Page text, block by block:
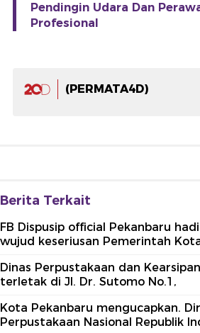
Pendingin Udara Dan
Profesional
(PERMATA4D)
Berita Terkait
FB Dispusip official Pekanbaru
wujud keseriusan Pemerintah
Dinas Perpustakaan dan
terletak di Jl. Dr. Sutomo No.1,
Kota Pekanbaru mengucapkan.
Perpustakaan Nasional Republik